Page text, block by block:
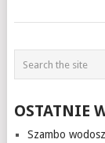
OSTATNIE
Szambo